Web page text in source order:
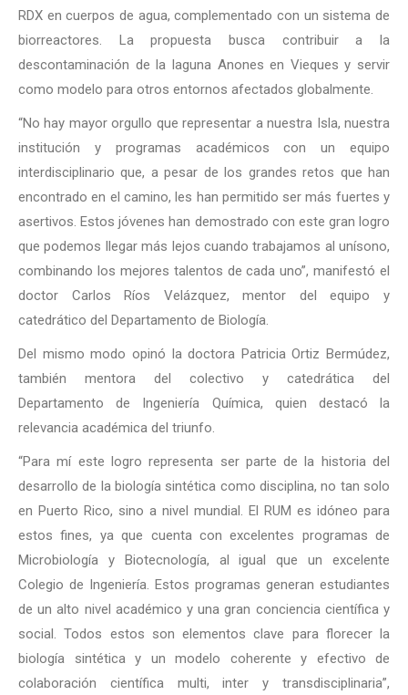
RDX en cuerpos de agua, complementado con un sistema de
biorreactores. La propuesta busca contribuir a la
descontaminación de la laguna Anones en Vieques y servir
como modelo para otros entornos afectados globalmente.
“No hay mayor orgullo que representar a nuestra Isla, nuestra
institución y programas académicos con un equipo
interdisciplinario que, a pesar de los grandes retos que han
encontrado en el camino, les han permitido ser más fuertes y
asertivos. Estos jóvenes han demostrado con este gran logro
que podemos llegar más lejos cuando trabajamos al unísono,
combinando los mejores talentos de cada uno”, manifestó el
doctor Carlos Ríos Velázquez, mentor del equipo y
catedrático del Departamento de Biología.
Del mismo modo opinó la doctora Patricia Ortiz Bermúdez,
también mentora del colectivo y catedrática del
Departamento de Ingeniería Química, quien destacó la
relevancia académica del triunfo.
“Para mí este logro representa ser parte de la historia del
desarrollo de la biología sintética como disciplina, no tan solo
en Puerto Rico, sino a nivel mundial. El RUM es idóneo para
estos fines, ya que cuenta con excelentes programas de
Microbiología y Biotecnología, al igual que un excelente
Colegio de Ingeniería. Estos programas generan estudiantes
de un alto nivel académico y una gran conciencia científica y
social. Todos estos son elementos clave para florecer la
biología sintética y un modelo coherente y efectivo de
colaboración científica multi, inter y transdisciplinaria”,